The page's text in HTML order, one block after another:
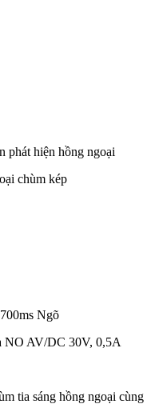
phát hiện hồng ngoại
chùm kép
Ngõ
NO AV/DC 30V, 0,5A
tia sáng hồng ngoại cùng